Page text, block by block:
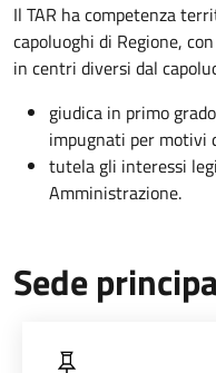
Il TAR ha competenza
capoluoghi di Regione,
in centri diversi dal
giudica in primo
impugnati per
tutela gli interessi
Amministrazione.
Sede